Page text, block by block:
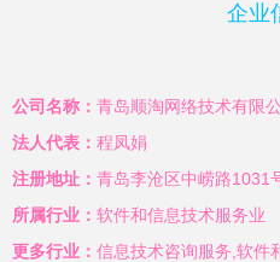
企业
公司名称： 青岛顺淘网络技术有限
法人代表： 程凤娟
注册地址： 青岛李沧区中崂路1031
所属行业： 软件和信息技术服务业
更多行业： 信息技术咨询服务,软件